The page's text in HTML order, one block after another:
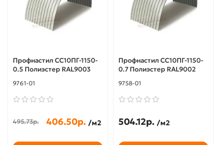
Профнастил СС10ПГ-1150-
0.5 Полиэстер RAL9003
9761-01
495.73р. 406.50р. /м2
Профнастил СС10ПГ-1150-
0.7 Полиэстер RAL9002
9758-01
504.12р. /м2